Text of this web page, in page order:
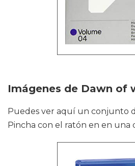
Imágenes de Dawn of
Puedes ver aquí un conjunto
Pincha con el ratón en en una